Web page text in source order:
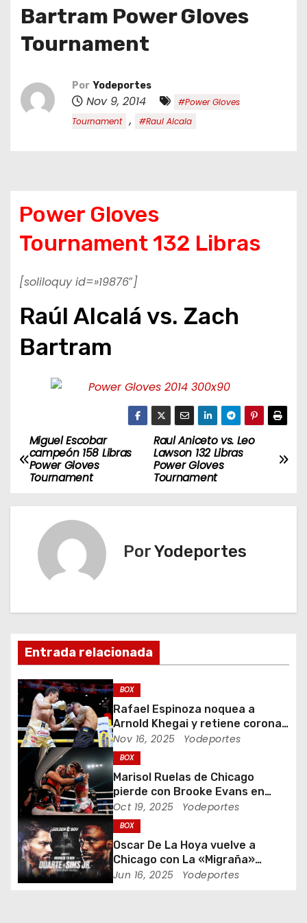
Bartram Power Gloves
Tournament
Por Yodeportes
Nov 9, 2014
#Power Gloves
Tournament
, #Raul Alcala
Power Gloves
Tournament 132 Libras
[soliloquy id=»19876″]
Raúl Alcalá vs. Zach
Bartram
N
a
v
c
ó
n
d
e
e
n
t
r
Raul Aniceto vs. Leo
Lawson 132 Libras
Power Gloves
Tournament
Miguel Escobar
campeón 158 Libras
Power Gloves
Tournament
PorYodeportes
Entrada relacionada
BOX
Rafael Espinoza noquea a
Arnold Khegai y retiene corona
de peso pluma
Nov 16, 2025 Yodeportes
BOX
Marisol Ruelas de Chicago
pierde con Brooke Evans en
Indiana Bare Knuckle Fighting
Oct 19, 2025 Yodeportes
BOX
Oscar De La Hoya vuelve a
Chicago con La «Migraña»
Duarte y Kenneth “Bossman”
Jun 16, 2025 Yodeportes